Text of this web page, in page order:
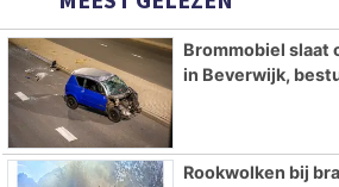
Brommobiel slaat
in Beverwijk,
Rookwolken bij